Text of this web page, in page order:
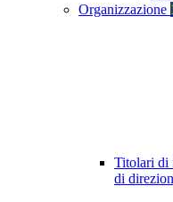
Organizzazione
Titolari di
di